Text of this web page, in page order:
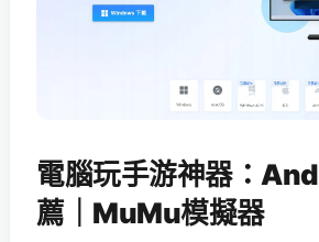
電腦玩手游神器：
薦｜MuMu模擬器